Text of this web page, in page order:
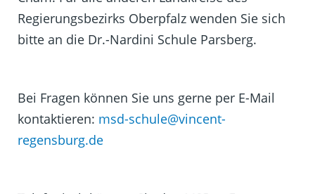
Regierungsbezirks Oberpfalz wenden Sie sich
bitte an die Dr.-Nardini Schule Parsberg.
Bei Fragen können Sie uns gerne per E-Mail
kontaktieren: msd-schule@vincent-
regensburg.de